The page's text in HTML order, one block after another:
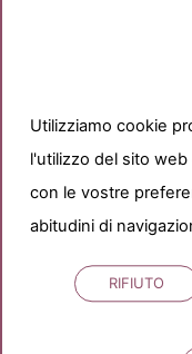
Utilizziamo cookie
l'utilizzo del sito
con le vostre
abitudini di
RIFIUTO